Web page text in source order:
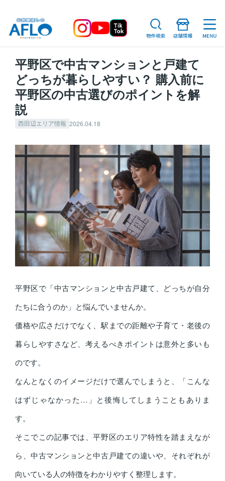
平野区で中古マンションと戸建て
どっちが暮らしやすい？ 購入前に
平野区の中古選びのポイントを解
説
西田辺エリア情報 2026.04.18
平野区で「中古マンションと中古戸建て、どっちが自分
たちに合うのか」と悩んでいませんか。
価格や広さだけでなく、駅までの距離や子育て・老後の
暮らしやすさなど、考えるべきポイントは意外と多いも
のです。
なんとなくのイメージだけで選んでしまうと、「こんな
はずじゃなかった…」と後悔してしまうこともありま
す。
そこでこの記事では、平野区のエリア特性を踏まえなが
ら、中古マンションと中古戸建ての違いや、それぞれが
向いている人の特徴をわかりやすく整理します。